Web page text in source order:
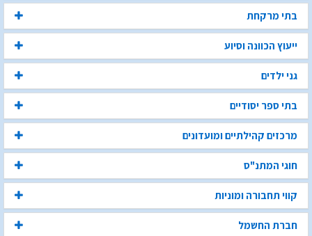
בתי מרקחת
ייעוץ הכוונה וסיוע
גני ילדים
בתי ספר יסודיים
מרכזים קהילתיים ומועדונים
חוגי המתנ"ס
קווי תחבורה ומוניות
חברת החשמל